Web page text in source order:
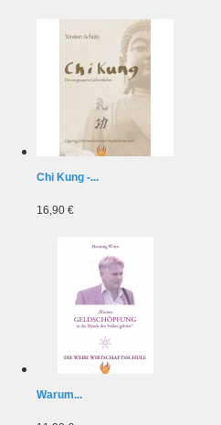
Chi Kung -...
16,90 €
Warum...